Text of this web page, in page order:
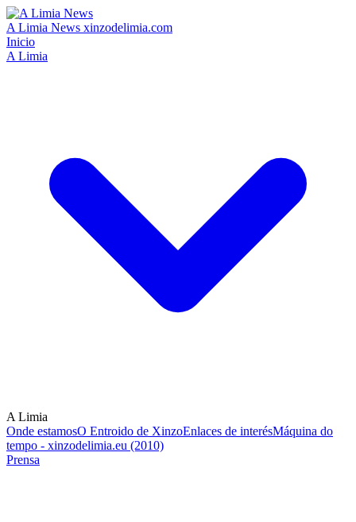
A Limia News xinzodelimia.com
Inicio
A Limia
A Limia
Onde estamosO Entroido de XinzoEnlaces de interésMáquina do
tempo - xinzodelimia.eu (2010)
Prensa